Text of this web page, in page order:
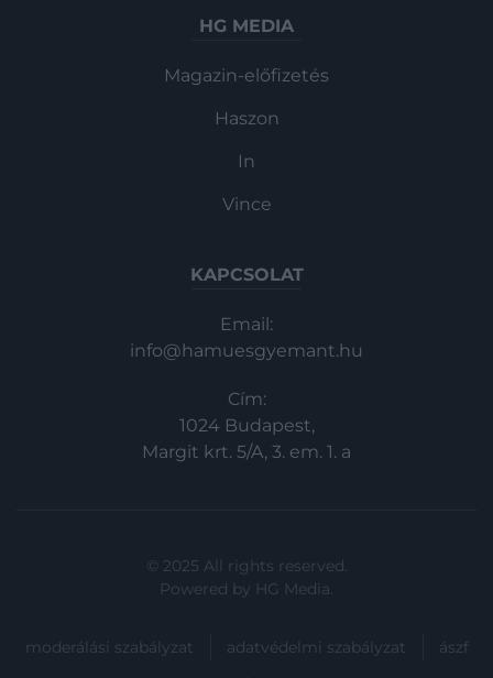
HG MEDIA
Magazin-előfizetés
Haszon
In
Vince
KAPCSOLAT
Email:
info@hamuesgyemant.hu
Cím:
1024 Budapest,
Margit krt. 5/A, 3. em. 1. a
© 2025 All rights reserved.
Powered by HG Media.
moderálási szabályzat adatvédelmi szabályzat ászf